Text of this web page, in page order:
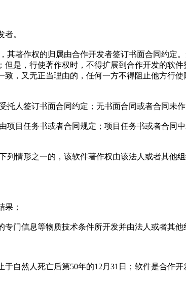
。
其著作权的归属由合作开发者签订书面合同约定
是，行使著作权时，不得扩展到合作开发的软
，又无正当理由的，任何一方不得阻止他方行
托人签订书面合同约定；无书面合同或者合同未
项目任务书或者合同规定；项目任务书或者合同
列情形之一的，该软件著作权由该法人或者其他
果；
专门信息等物质技术条件所开发并由法人或者其
自然人死亡后第50年的12月31日；软件是合作